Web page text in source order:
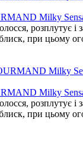
Milky
розплутує
при цьому
Milky
розплутує
при цьому